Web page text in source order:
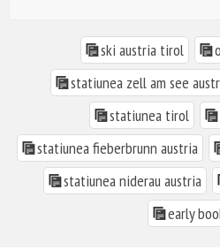
ski austria tirol
statiunea zell am see
statiunea tirol
statiunea fieberbrunn austria
statiunea niderau austria
early